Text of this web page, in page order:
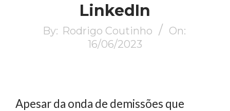
LinkedIn
By: Rodrigo Coutinho
On:
16/06/2023
Apesar da onda de demissões que